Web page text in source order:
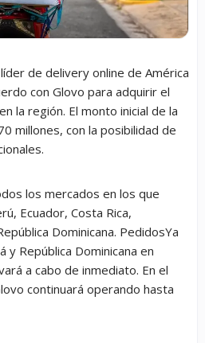
de delivery online de América
con Glovo para adquirir el
la región. El monto inicial de la
millones, con la posibilidad de
los mercados en los que
Ecuador, Costa Rica,
Dominicana. PedidosYa
República Dominicana en
a cabo de inmediato. En el
continuará operando hasta